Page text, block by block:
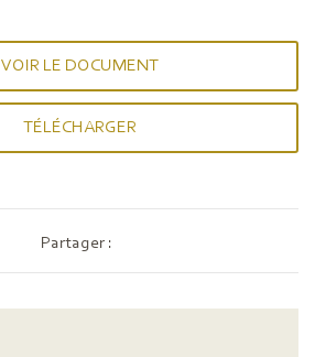
VOIR LE DOCUMENT
TÉLÉCHARGER
Partager :